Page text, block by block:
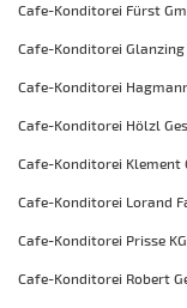
Cafe-Konditorei Fürst
Cafe-Konditorei Glanzing
Cafe-Konditorei
Cafe-Konditorei Hölzl
Cafe-Konditorei Klement
Cafe-Konditorei Lorand
Cafe-Konditorei Prisse KG
Cafe-Konditorei Robert